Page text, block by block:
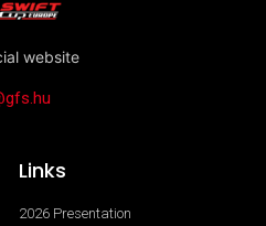
website
Links
2026 Presentation